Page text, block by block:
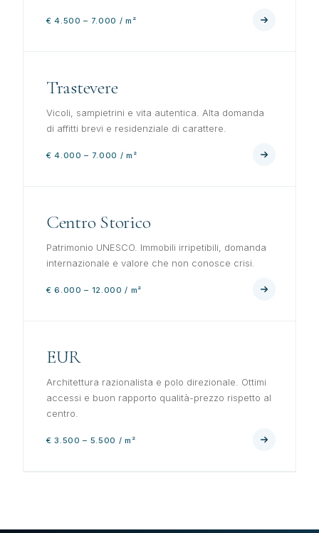
€ 4.500 – 7.000 / m²
Trastevere
Vicoli, sampietrini e vita autentica. Alta domanda
di affitti brevi e residenziale di carattere.
€ 4.000 – 7.000 / m²
Centro Storico
Patrimonio UNESCO. Immobili irripetibili, domanda
internazionale e valore che non conosce crisi.
€ 6.000 – 12.000 / m²
EUR
Architettura razionalista e polo direzionale. Ottimi
accessi e buon rapporto qualità-prezzo rispetto al
centro.
€ 3.500 – 5.500 / m²